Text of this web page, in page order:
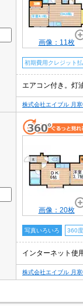
画像：11枚
初期費用クレジット
株式会社エイブル 月
画像：20枚
写真いろいろ 360
株式会社エイブル 月